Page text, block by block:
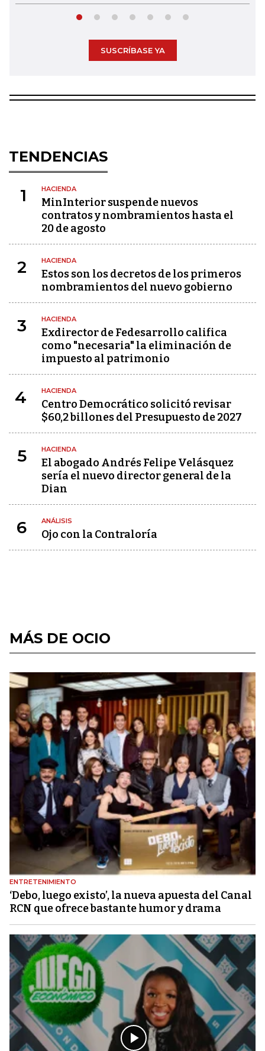
SUSCRÍBASE YA
TENDENCIAS
1 HACIENDA
MinInterior suspende nuevos
contratos y nombramientos hasta el
20 de agosto
2 HACIENDA
Estos son los decretos de los primeros
nombramientos del nuevo gobierno
3 HACIENDA
Exdirector de Fedesarrollo califica
como "necesaria" la eliminación de
impuesto al patrimonio
4 HACIENDA
Centro Democrático solicitó revisar
$60,2 billones del Presupuesto de 2027
5 HACIENDA
El abogado Andrés Felipe Velásquez
sería el nuevo director general de la
Dian
6 ANÁLISIS
Ojo con la Contraloría
MÁS DE OCIO
ENTRETENIMIENTO
‘Debo, luego existo’, la nueva apuesta del Canal
RCN que ofrece bastante humor y drama